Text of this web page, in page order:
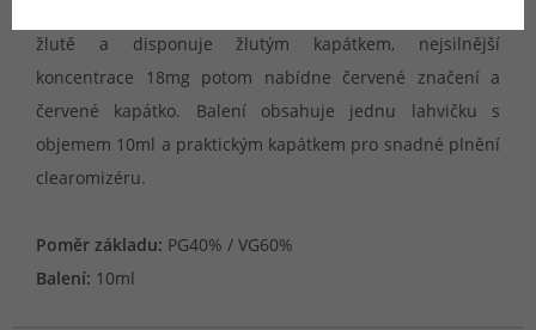
žlutě a disponuje žlutým kapátkem, nejsilnější
koncentrace 18mg potom nabídne červené značení a
červené kapátko. Balení obsahuje jednu lahvičku s
objemem 10ml a praktickým kapátkem pro snadné plnění
clearomizéru.
Poměr základu: PG40% / VG60%
Balení: 10ml